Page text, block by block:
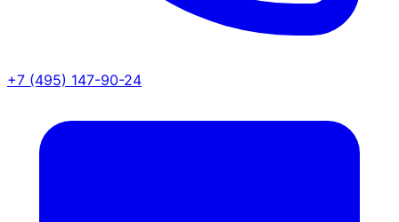
+7 (495) 147-90-24